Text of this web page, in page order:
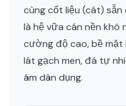
cùng cốt liệu (cát)
là hệ vữa cán nền
cường độ cao, bề
lát gạch men, đá tự
âm dân dụng.